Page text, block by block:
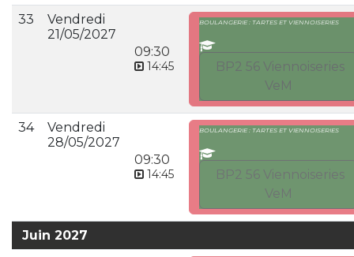
33
Vendredi
21/05/2027
09:30
14:45
BOULANGERIE : TARTES ET VIENNOISERIES
BP2 56 Viennoiseries
VeM
34
Vendredi
28/05/2027
09:30
14:45
BOULANGERIE : TARTES ET VIENNOISERIES
BP2 56 Viennoiseries
VeM
Juin 2027